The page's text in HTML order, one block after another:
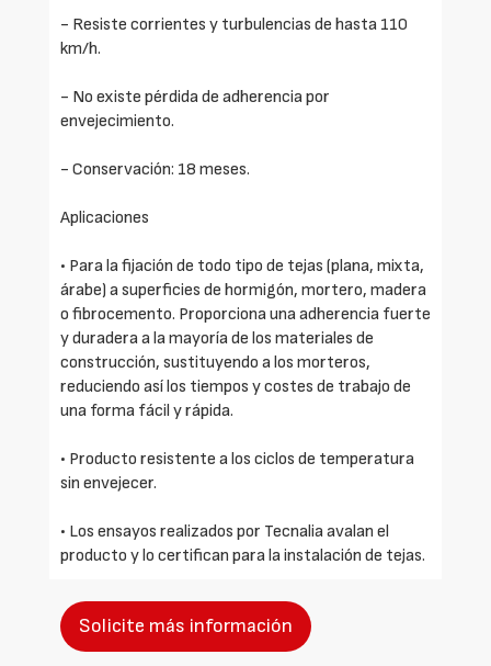
- Resiste corrientes y turbulencias de hasta 110
km/h.
- No existe pérdida de adherencia por
envejecimiento.
- Conservación: 18 meses.
Aplicaciones
• Para la fijación de todo tipo de tejas (plana, mixta,
árabe) a superficies de hormigón, mortero, madera
o fibrocemento. Proporciona una adherencia fuerte
y duradera a la mayoría de los materiales de
construcción, sustituyendo a los morteros,
reduciendo así los tiempos y costes de trabajo de
una forma fácil y rápida.
• Producto resistente a los ciclos de temperatura
sin envejecer.
• Los ensayos realizados por Tecnalia avalan el
producto y lo certifican para la instalación de tejas.
Solicite más información